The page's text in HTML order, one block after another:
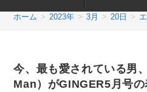
ッ
ホーム > 2023年 > 3月 > 20日 >
今、最も愛されている男
Man）がGINGER5月号